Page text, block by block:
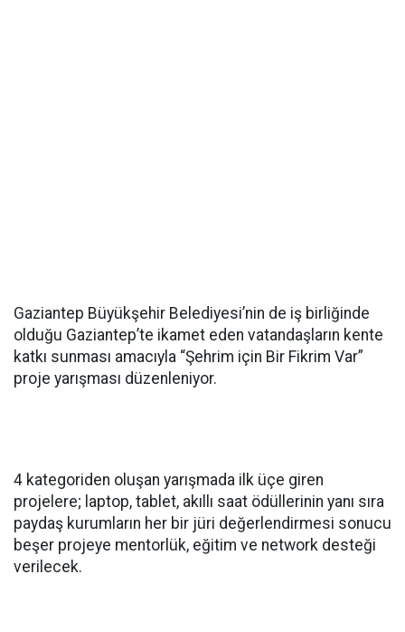
Gaziantep Büyükşehir Belediyesi’nin de iş birliğinde
olduğu Gaziantep’te ikamet eden vatandaşların kente
katkı sunması amacıyla “Şehrim için Bir Fikrim Var”
proje yarışması düzenleniyor.
4 kategoriden oluşan yarışmada ilk üçe giren
projelere; laptop, tablet, akıllı saat ödüllerinin yanı sıra
paydaş kurumların her bir jüri değerlendirmesi sonucu
beşer projeye mentorlük, eğitim ve network desteği
verilecek.